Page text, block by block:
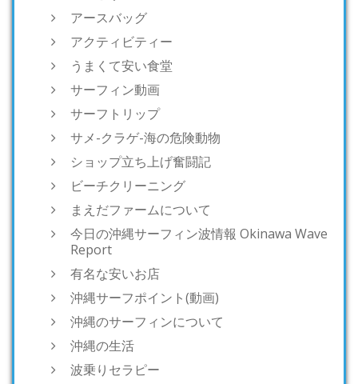
アースバッグ
アクティビティー
うまくて安い食堂
サーフィン動画
サーフトリップ
サメ-クラゲ-海の危険動物
ショップ立ち上げ奮闘記
ビーチクリーニング
まえだファームについて
今日の沖縄サーフィン波情報 Okinawa Wave
Report
有名な安いお店
沖縄サーフポイント(動画)
沖縄のサーフィンについて
沖縄の生活
波乗りセラピー